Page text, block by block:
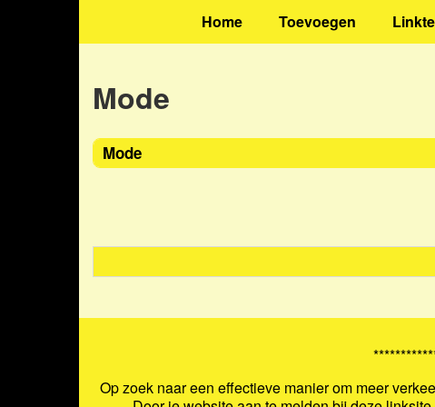
Home Toevoegen
Mode
Mode
Op zoek naar een effectieve manier om meer